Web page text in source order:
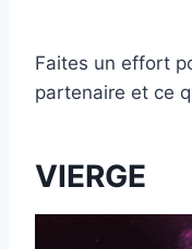
Faites un effort
partenaire et ce
VIERGE